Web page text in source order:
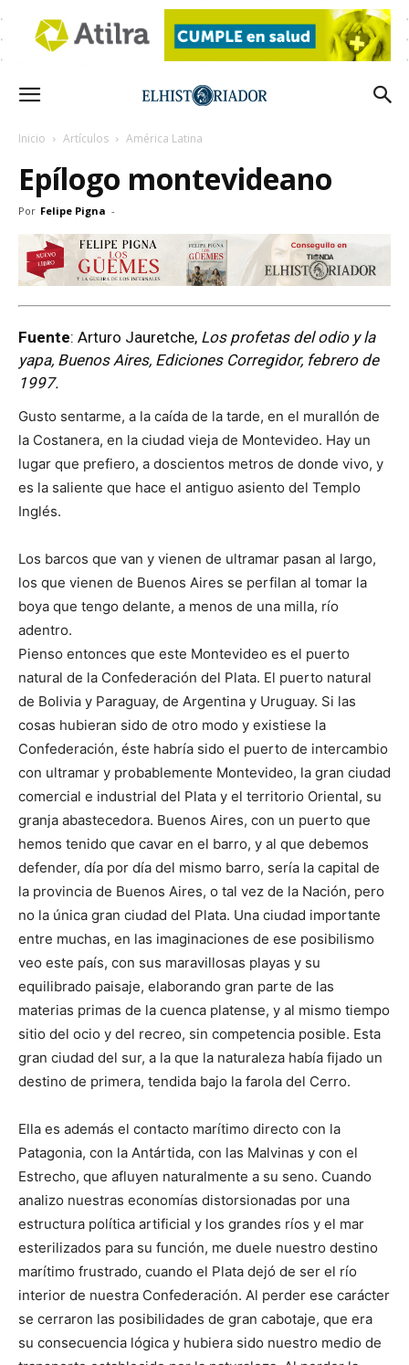
Inicio Artículos América Latina
Epílogo montevideano
Por Felipe Pigna -
Fuente: Arturo Jauretche, Los profetas del odio y la
yapa, Buenos Aires, Ediciones Corregidor, febrero de
1997.
Gusto sentarme, a la caída de la tarde, en el murallón de
la Costanera, en la ciudad vieja de Montevideo. Hay un
lugar que prefiero, a doscientos metros de donde vivo, y
es la saliente que hace el antiguo asiento del Templo
Inglés.
Los barcos que van y vienen de ultramar pasan al largo,
los que vienen de Buenos Aires se perfilan al tomar la
boya que tengo delante, a menos de una milla, río
adentro.
Pienso entonces que este Montevideo es el puerto
natural de la Confederación del Plata. El puerto natural
de Bolivia y Paraguay, de Argentina y Uruguay. Si las
cosas hubieran sido de otro modo y existiese la
Confederación, éste habría sido el puerto de intercambio
con ultramar y probablemente Montevideo, la gran ciudad
comercial e industrial del Plata y el territorio Oriental, su
granja abastecedora. Buenos Aires, con un puerto que
hemos tenido que cavar en el barro, y al que debemos
defender, día por día del mismo barro, sería la capital de
la provincia de Buenos Aires, o tal vez de la Nación, pero
no la única gran ciudad del Plata. Una ciudad importante
entre muchas, en las imaginaciones de ese posibilismo
veo este país, con sus maravillosas playas y su
equilibrado paisaje, elaborando gran parte de las
materias primas de la cuenca platense, y al mismo tiempo
sitio del ocio y del recreo, sin competencia posible. Esta
gran ciudad del sur, a la que la naturaleza había fijado un
destino de primera, tendida bajo la farola del Cerro.
Ella es además el contacto marítimo directo con la
Patagonia, con la Antártida, con las Malvinas y con el
Estrecho, que afluyen naturalmente a su seno. Cuando
analizo nuestras economías distorsionadas por una
estructura política artificial y los grandes ríos y el mar
esterilizados para su función, me duele nuestro destino
marítimo frustrado, cuando el Plata dejó de ser el río
interior de nuestra Confederación. Al perder ese carácter
se cerraron las posibilidades de gran cabotaje, que era
su consecuencia lógica y hubiera sido nuestro medio de